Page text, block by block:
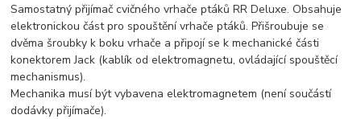
Samostatný přijímač cvičného vrhače ptáků RR Deluxe. Obsahuje
elektronickou část pro spouštění vrhače ptáků. Přišroubuje se
dvěma šroubky k boku vrhače a připojí se k mechanické části
konektorem Jack (kablík od elektromagnetu, ovládající spouštěcí
mechanismus).
Mechanika musí být vybavena elektromagnetem (není součástí
dodávky přijímače).